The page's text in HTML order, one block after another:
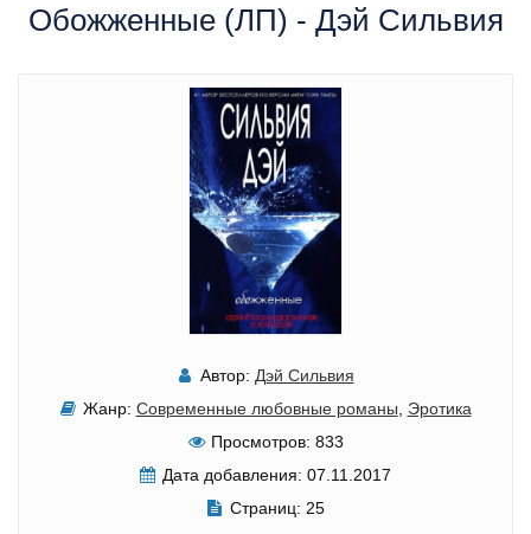
Обожженные (ЛП) - Дэй Сильвия
Автор: Дэй Сильвия
Жанр: Современные любовные романы
Эротика
Просмотров: 833
Дата добавления: 07.11.2017
Страниц: 25